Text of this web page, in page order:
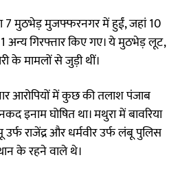
7 मुठभेड़ मुजफ्फरनगर में हुईं, जहां 10
अन्य गिरफ्तार किए गए। ये मुठभेड़ लूट,
के मामलों से जुड़ी थीं।
आरोपियों में कुछ की तलाश पंजाब
इनाम घोषित था। मथुरा में बावरिया
राजेंद्र और धर्मवीर उर्फ लंबू पुलिस
के रहने वाले थे।